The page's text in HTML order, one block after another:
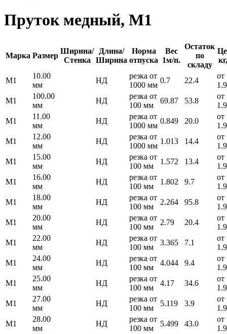
Пруток медный, М1
Марка Размер
Ширина/
Стенка
Длина/
Ширина
Норма
отпуска
Вес
1м/п.
Остаток
по
складу
М1
10.00
мм
НД
резка от
1000 мм
0.7 22.4
от
М1
100.00
мм
НД
резка от
100 мм
69.87 53.8
от
М1
11.00
мм
НД
резка от
1000 мм
0.849 20.0
от
М1
12.00
мм
НД
резка от
1000 мм
1.013 14.4
от
М1
15.00
мм
НД
резка от
100 мм
1.572 13.4
от
М1
16.00
мм
НД
резка от
100 мм
1.802 9.7
от
М1
18.00
мм
НД
резка от
100 мм
2.264 95.8
от
М1
20.00
мм
НД
резка от
100 мм
2.79 20.4
от
М1
22.00
мм
НД
резка от
100 мм
3.365 7.1
от
М1
24.00
мм
НД
резка от
100 мм
4.044 9.4
от
М1
25.00
мм
НД
резка от
100 мм
4.17 34.6
от
М1
27.00
мм
НД
резка от
100 мм
5.119 3.9
от
М1
28.00
мм
НД
резка от
100 мм
5.499 43.0
от